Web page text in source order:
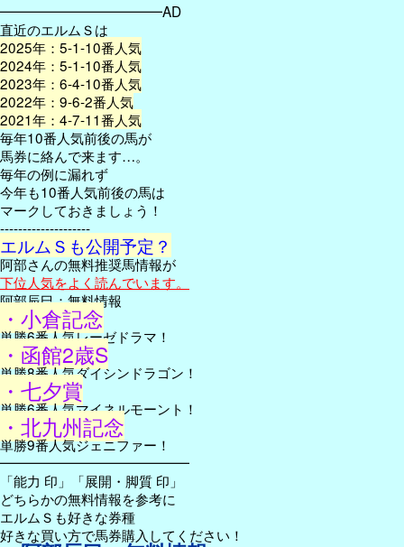
━━━━━━━━━━━━AD
直近のエルムＳは
2025年：5-1-10番人気
2024年：5-1-10番人気
2023年：6-4-10番人気
2022年：9-6-2番人気
2021年：4-7-11番人気
毎年10番人気前後の馬が
馬券に絡んで来ます…。
毎年の例に漏れず
今年も10番人気前後の馬は
マークしておきましょう！
--------------------
エルムＳも公開予定？
阿部さんの無料推奨馬情報が
下位人気をよく読んでいます。
阿部辰巳：無料情報
・小倉記念
単勝6番人気レーゼドラマ！
・函館2歳S
単勝8番人気ダイシンドラゴン！
・七夕賞
単勝6番人気マイネルモーント！
・北九州記念
単勝9番人気ジェニファー！
━━━━━━━━━━━━━━
「能力 印」「展開・脚質 印」
どちらかの無料情報を参考に
エルムＳも好きな券種
好きな買い方で馬券購入してください！